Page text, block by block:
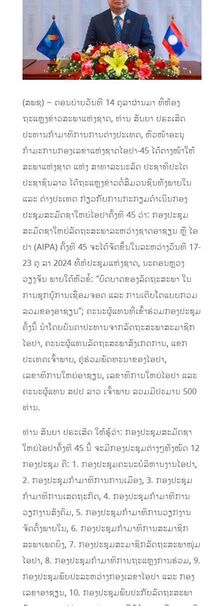
(ສພຊ) – ຕອນບ່າຍວັນທີ 14 ຕຸລາຜ່ານມາ ທີ່ຫ້ອງ
ຖະແຫຼງຂ່າວສະພາແຫ່ງຊາດ, ທ່ານ ສັນຍາ ປຣະເສີດ
ປະທານກຳມາທິການການຕ່າງປະເທດ, ຫົວໜ້າອະນຸ
ກຳມະການກອງເລຂາແຫ່ງຊາດໄອປາ-45 ໄດ້ຕາງໜ້າໃຫ້
ສະພາແຫ່ງຊາດ ແຫ່ງ ສາທາລະນະລັດ ປະຊາທິປະໄຕ
ປະຊາຊົນລາວ ໄດ້ຖະແຫຼງຂ່າວຕໍ່ສື່ມວນຊົນທັງພາຍໃນ
ແລະ ຕ່າງປະເທດ ກ່ຽວກັບການກະກຽມດຳເນີນກອງ
ປະຊຸມສະມັດຊາໃຫຍ່ໄອປາຄັ້ງທີ 45 ວ່າ: ກອງປະຊຸມ
ສະມັດຊາໃຫຍ່ລັດຖະສະພາລະຫວ່າງຊາດອາຊຽນ ຫຼື ໄອ
ປາ (AIPA) ຄັ້ງທີ 45 ຈະໄດ້ຈັດຂຶ້ນໃນລະຫວ່າງວັນທີ 17-
23 ຕຸ ລາ 2024 ທີ່ຫໍປະຊຸມແຫ່ງຊາດ, ນະຄອນຫຼວງ
ວຽງຈັນ ພາຍໃຕ້ຫົວຂໍ້: “ບົດບາດຂອງລັດຖະສະພາ ໃນ
ການຊຸກຍູ້ການເຊື່ອມຈອດ ແລະ ການເຕີບໂຕແບບກວມ
ລວມຂອງອາຊຽນ”; ຄະນະຜູ້ແທນທີ່ເຂົ້າຮ່ວມກອງປະຊຸມ
ຄັ້ງນີ້ ນຳໂດຍບັນດາປະທານຈາກລັດຖະສະພາສະມາຊິກ
ໄອປາ, ຄະນະຜູ້ແທນລັດຖະສະພາສັງເກດການ, ແຂກ
ປະເທດເຈົ້າພາບ, ຄູ່ຮ່ວມພັດທະນາຂອງໄອປາ,
ເລຂາທິການໃຫຍ່ອາຊຽນ, ເລຂາທິການໃຫຍ່ໄອປາ ແລະ
ຄະນະຜູ້ແທນ ສປປ ລາວ ເຈົ້າພາບ ລວມມີປະມານ 500
ທ່ານ.
ທ່ານ ສັນຍາ ປຣະເສີດ ໃຫ້ຮູ້ວ່າ: ກອງປະຊຸມສະມັດຊາ
ໃຫຍ່ໄອປາຄັ້ງທີ 45 ນີ້ ຈະມີກອງປະຊຸມຕ່າງໆທັງໝົດ 12
ກອງປະຊຸມ ຄື: 1. ກອງປະຊຸມຄະນະບໍລິຫານງານໄອປາ,
2. ກອງປະຊຸມກຳມາທິການການເມືອງ, 3. ກອງປະຊຸມ
ກຳມາທິການເສດຖະກິດ, 4. ກອງປະຊຸມກຳມາທິການ
ວຽກງານສັງຄົມ, 5. ກອງປະຊຸມກຳມາທິການວຽກງານ
ຈັດຕັ້ງພາຍໃນ, 6. ກອງປະຊຸມກຳມາທິການສະມາຊິກ
ສະພາເພດຍິງ, 7. ກອງປະຊຸມສະມາຊິກລັດຖະສະພາໜຸ່ມ
ໄອປາ, 8. ກອງປະຊຸມກຳມາທິການຖະແຫຼງການຮ່ວມ, 9.
ກອງປະຊຸມພົບປະລະຫວ່າງກອງເລຂາໄອປາ ແລະ ກອງ
ເລຂາອາຊຽນ, 10. ກອງປະຊຸມພົບປະກັບລັດຖະສະພາ